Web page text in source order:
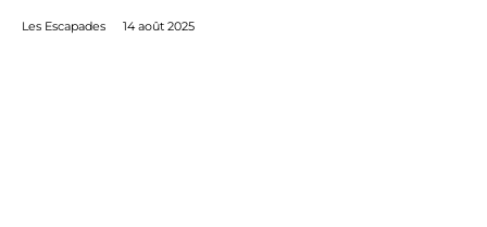
Les Escapades 14 août 2025